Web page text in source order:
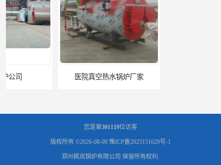
医院真空热水锅炉厂家 养殖真空热水锅炉厂商
您是第301119位访客
版权所有 ©2026-08-09 豫ICP备2025151629号-1
郑州枫岚锅炉有限公司 保留所有权利.